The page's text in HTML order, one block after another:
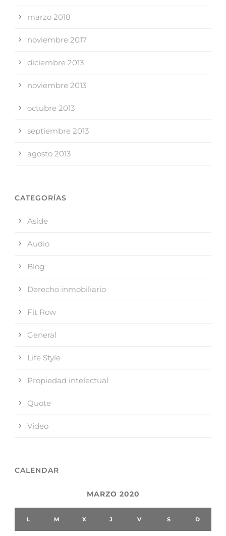
marzo 2018
noviembre 2017
diciembre 2013
noviembre 2013
octubre 2013
septiembre 2013
agosto 2013
CATEGORÍAS
Aside
Audio
Blog
Derecho inmobiliario
Fit Row
General
Life Style
Propiedad intelectual
Quote
Video
CALENDAR
MARZO 2020
L M X J V S D